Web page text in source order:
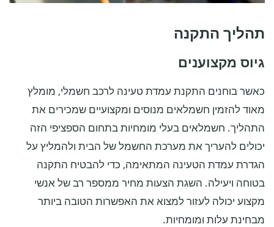
תהליך התקנה
גיוס מקצוענים
כאשר בוחנים התקנת עמדת טעינה לרכב חשמלי, מומלץ
מאוד להזמין חשמלאים מנוסים ומקצועיים שמכירים את
התהליך. חשמלאים בעלי מומחיות בתחום הספציפי הזה
יכולים להעריך את מערכת החשמל של הבית ולהמליץ על
הגדרת עמדת הטעינה המתאימה, כדי להבטיח התקנה
בטוחה ויעילה. השגת הצעות מחיר ממספר רב של אנשי
מקצוע יכולה לעזור למצוא את האפשרות הטובה ביותר
מבחינת עלות ומומחיות.